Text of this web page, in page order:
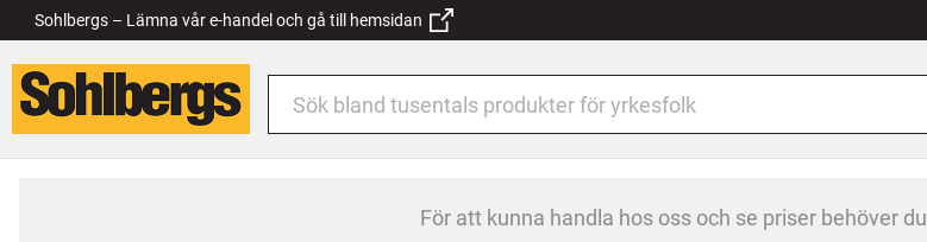
Sohlbergs – Lämna vår e-handel och gå till hemsidan
För att kunna handla hos oss och se priser behöver du